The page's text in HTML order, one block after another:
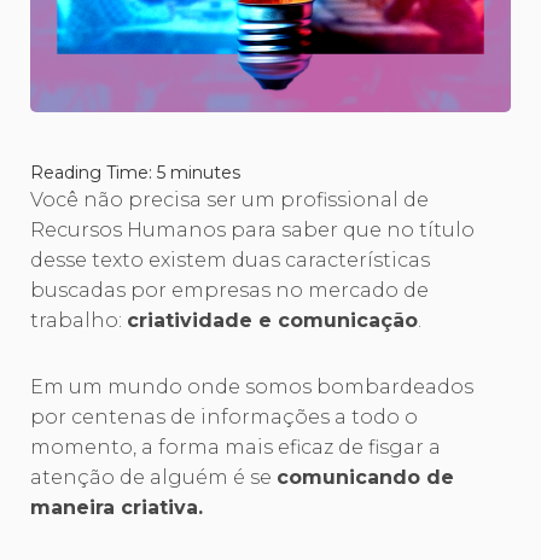
Reading Time: 5 minutes
Você não precisa ser um profissional de
Recursos Humanos para saber que no título
desse texto existem duas características
buscadas por empresas no mercado de
trabalho: criatividade e comunicação.
Em um mundo onde somos bombardeados
por centenas de informações a todo o
momento, a forma mais eficaz de fisgar a
atenção de alguém é se comunicando de
maneira criativa.